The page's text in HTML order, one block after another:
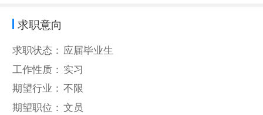
求职意向
求职状态： 应届毕业生
工作性质： 实习
期望行业： 不限
期望职位： 文员